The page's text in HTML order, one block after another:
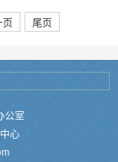
尾页
公室
心